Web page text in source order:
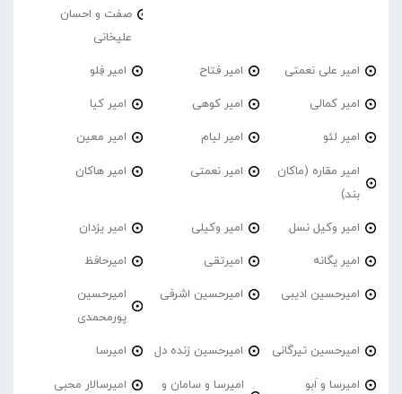
صفت و احسان
علیخانی
امیر علی نعمتی امیر فتاح امیر فِلو
امیر کمالی امیر کوهی امیر کیا
امیر لئو امیر لیام امیر معین
امیر مقاره (ماکان
بند)
امیر نعمتی امیر هاکان
امیر وکیل نسل امیر وکیلی امیر یزدان
امیر یگانه امیرتقی امیرحافظ
امیرحسین ادیبی امیرحسین اشرفی
امیرحسین
پورمحمدی
امیرحسین تیرگانی امیرحسین زنده دل امیرسا
امیرسا و اَبو
امیرسا و سامان و
امیرسالار محبی